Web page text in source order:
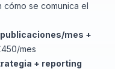
se comunica el
publicaciones/mes +
mes
+ reporting